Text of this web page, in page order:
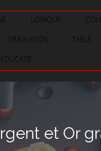
LOGIQUE
SIMULATION TABLE
ÉDUCATIF
et Or